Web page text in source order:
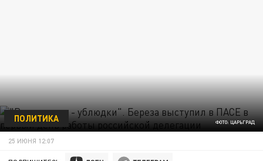
ФОТО: ЦАРЬГРАД
ПОЛИТИКА
25 ИЮНЯ 12:07